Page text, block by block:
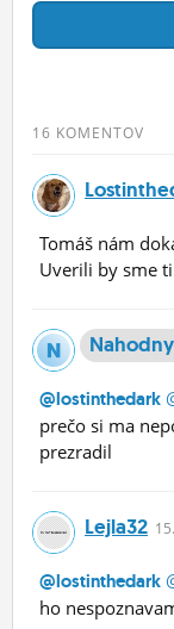
16 KOMENTOV
Tomáš nám
Uverili by sme
@lostinthedark
prečo si ma
prezradil
Lejla32 15.
@lostinthedark
ho